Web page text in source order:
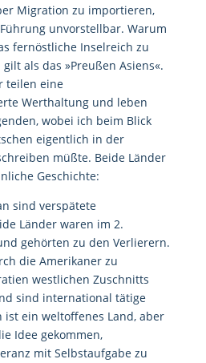
Migration zu importieren,
unvorstellbar. Warum
fernöstliche Inselreich zu
als das »Preußen Asiens«.
teilen eine
Werthaltung und leben
wobei ich beim Blick
eigentlich in der
müßte. Beide Länder
Geschichte:
sind verspätete
Länder waren im 2.
gehörten zu den Verlierern.
die Amerikaner zu
westlichen Zuschnitts
sind international tätige
ist ein weltoffenes Land, aber
Idee gekommen,
mit Selbstaufgabe zu